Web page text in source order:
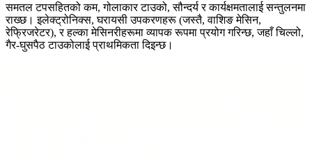
समतल टपसहितको कम, गोलाकार टाउको, सौन्दर्य र कार्यक्षमतालाई सन्तुलनमा
राख्छ। इलेक्ट्रोनिक्स, घरायसी उपकरणहरू (जस्तै, वाशिङ मेसिन,
रेफ्रिजरेटर), र हल्का मेसिनरीहरूमा व्यापक रूपमा प्रयोग गरिन्छ, जहाँ चिल्लो,
गैर-घुसपैठ टाउकोलाई प्राथमिकता दिइन्छ।